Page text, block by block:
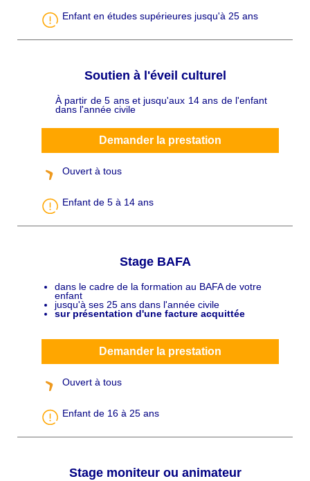
Enfant en études supérieures jusqu'à 25 ans
Soutien à l'éveil culturel
p
À partir de 5 ans et jusqu'aux 14 ans de l'enfant
dans l'année civile
Demander la prestation
Ouvert à tous
Enfant de 5 à 14 ans
Stage BAFA
C
a
p
dans le cadre de la formation au BAFA de votre
enfant
jusqu'à ses 25 ans dans l'année civile
sur présentation d'une facture acquittée
Demander la prestation
Ouvert à tous
Enfant de 16 à 25 ans
Stage moniteur ou animateur